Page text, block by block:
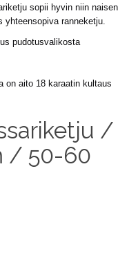
sopii hyvin niin naisen
yhteensopiva ranneketju.
pudotusvalikosta
on aito 18 karaatin kultaus
/
/ 50-60